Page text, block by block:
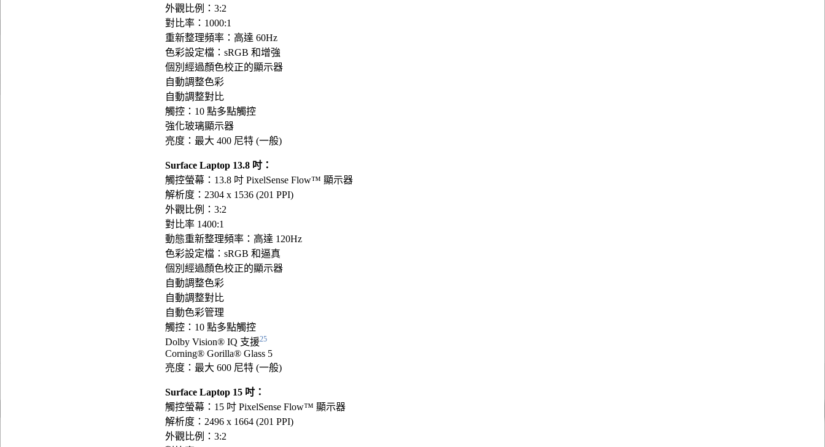
外觀比例：3:2
對比率：1000:1
重新整理頻率：高達 60Hz
色彩設定檔：sRGB 和增強
個別經過顏色校正的顯示器
自動調整色彩
自動調整對比
觸控：10 點多點觸控
強化玻璃顯示器
亮度：最大 400 尼特 (一般)
Surface Laptop 13.8 吋：
觸控螢幕：13.8 吋 PixelSense Flow™ 顯示器
解析度：2304 x 1536 (201 PPI)
外觀比例：3:2
對比率 1400:1
動態重新整理頻率：高達 120Hz
色彩設定檔：sRGB 和逼真
個別經過顏色校正的顯示器
自動調整色彩
自動調整對比
自動色彩管理
觸控：10 點多點觸控
Dolby Vision® IQ 支援25
Corning® Gorilla® Glass 5
亮度：最大 600 尼特 (一般)
Surface Laptop 15 吋：
觸控螢幕：15 吋 PixelSense Flow™ 顯示器
解析度：2496 x 1664 (201 PPI)
外觀比例：3:2